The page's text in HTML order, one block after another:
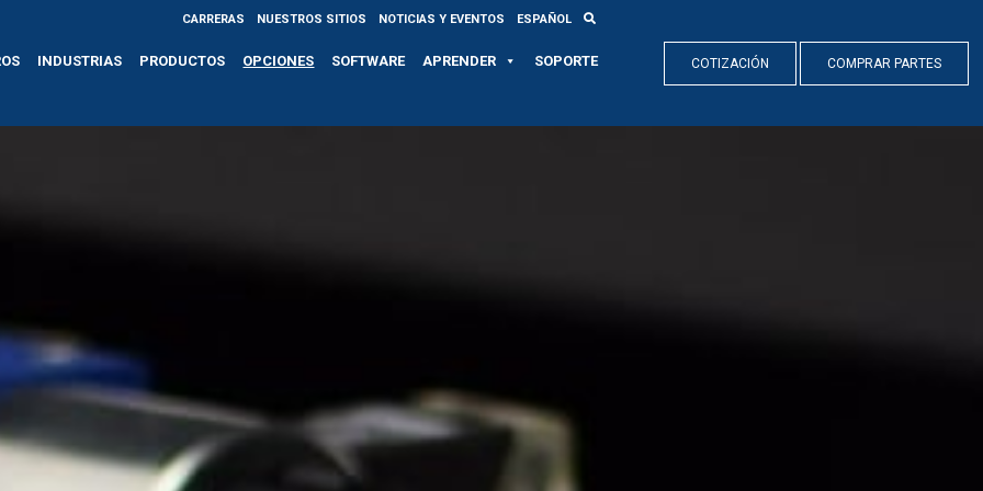
CARRERAS NUESTROS SITIOS NOTICIAS Y EVENTOS ESPAÑOL
INDUSTRIAS PRODUCTOS OPCIONES SOFTWARE APRENDER SOPORTE COTIZACIÓN COMPRAR PARTES